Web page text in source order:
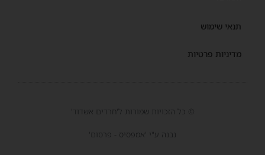
תנאי שימוש
מדיניות פרטיות
© כל הזכויות שמורות ל'חרדים אשדוד'
נבנה ע"י 'אמפסיס - פרסום'